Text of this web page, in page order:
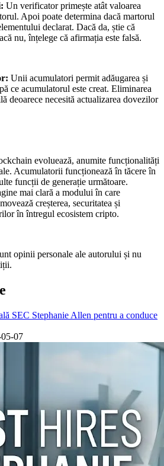
Un verificator primește atât valoarea
Apoi poate determina dacă martorul
declarat. Dacă da, știe că
nu, înțelege că afirmația este falsă.
Unii acumulatori permit adăugarea și
ce acumulatorul este creat. Eliminarea
deoarece necesită actualizarea dovezilor
evoluează, anumite funcționalități
Acumulatorii funcționează în tăcere în
funcții de generație următoare.
mai clară a modului în care
creșterea, securitatea și
în întregul ecosistem cripto.
opinii personale ale autorului și nu
SEC Stephanie Allen pentru a conduce
07